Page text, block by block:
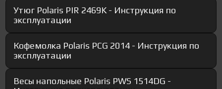
Утюг Polaris PIR 2469K - Инструкция по
эксплуатации
Кофемолка Polaris PCG 2014 - Инструкция по
эксплуатации
Весы напольные Polaris PWS 1514DG -